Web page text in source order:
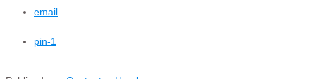
email
pin-1